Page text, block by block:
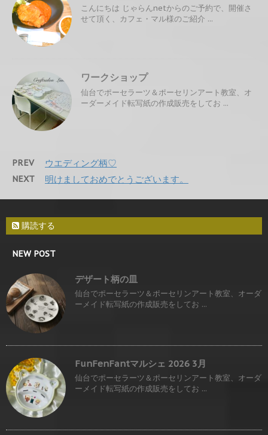
こんにちは じゃらんnetからのご予約で、開催さ
せて頂く、カフェ・マル様のご紹介 ...
ワークショップ
仙台でポーセラーツ＆ポーセリンアート教室、オ
ーダーメイド転写紙の作成販売をしてお ...
PREV ウエディング柄♡
NEXT 明けましておめでとうございます。
購読する
NEW POST
デザート柄の皿
仙台でポーセラーツ＆ポーセリンアート教室、オーダ
ーメイド転写紙の作成販売をしてお ...
FunFenFantマルシェ 2026 3月
仙台でポーセラーツ＆ポーセリンアート教室、オーダ
ーメイド転写紙の作成販売をしてお ...